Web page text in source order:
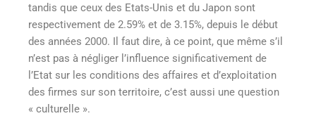
tandis que ceux des Etats-Unis et du Japon sont
respectivement de 2.59% et de 3.15%, depuis le début
des années 2000. Il faut dire, à ce point, que même s’il
n’est pas à négliger l’influence significativement de
l’Etat sur les conditions des affaires et d’exploitation
des firmes sur son territoire, c’est aussi une question
« culturelle ».